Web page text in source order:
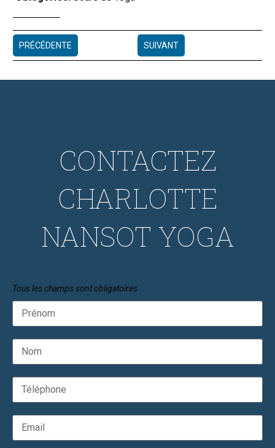
PRÉCÉDENTE SUIVANT
CONTACTEZ
CHARLOTTE
NANSOT YOGA
Tous les champs sont obligatoires